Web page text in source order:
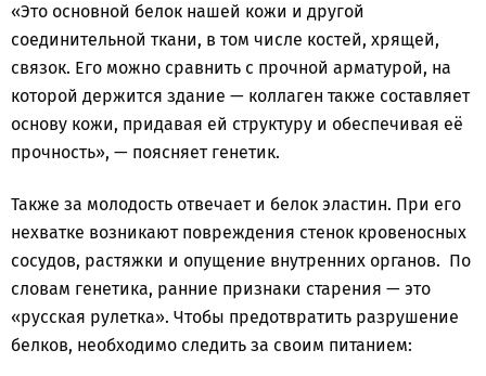
«Это основной белок нашей кожи и другой
соединительной ткани, в том числе костей, хрящей,
связок. Его можно сравнить с прочной арматурой, на
которой держится здание — коллаген также составляет
основу кожи, придавая ей структуру и обеспечивая её
прочность», — поясняет генетик.
Также за молодость отвечает и белок эластин. При его
нехватке возникают повреждения стенок кровеносных
сосудов, растяжки и опущение внутренних органов. По
словам генетика, ранние признаки старения — это
«русская рулетка». Чтобы предотвратить разрушение
белков, необходимо следить за своим питанием: